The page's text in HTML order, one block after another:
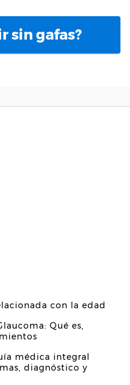
sin gafas?
con la edad
Qué es,
médica integral
diagnóstico y